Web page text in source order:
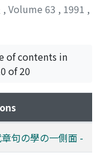
, Volume 63 , 1991 ,
of contents in
of 20
句の學の一側面 -